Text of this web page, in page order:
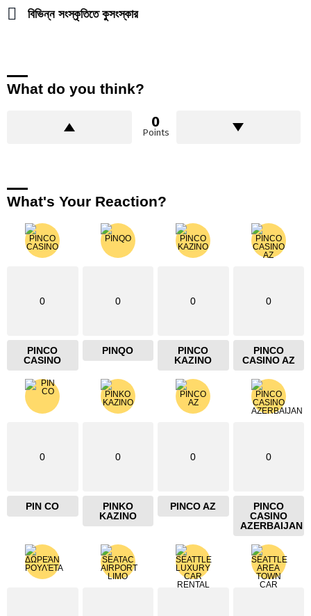
বিভিন্ন সংস্কৃতিতে কুসংস্কার
What do you think?
0
Points
What's Your Reaction?
0
PINCO
CASINO
0
PINQO
0
PINCO
KAZINO
0
PINCO
CASINO AZ
0
PIN CO
0
PINKO
KAZINO
0
PINCO AZ
0
PINCO
CASINO
AZERBAIJAN